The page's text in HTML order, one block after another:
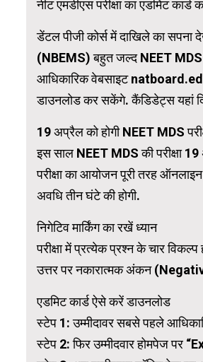
नीट एमडीएस परीक्षा का एडमिट
डेंटल पीजी कोर्स में दाखिले का
(NBEMS) बहुत जल्द NEET MDS
आधिकारिक वेबसाइट
डाउनलोड कर सकेंगे. कैंडिडेट्स यहां
19 अप्रैल को होगी NEET MDS
इस साल NEET MDS की परीक्षा
परीक्षा का आयोजन पूरी तरह
अवधि तीन घंटे की होगी.
निगेटिव मार्किंग का रखें ध्यान
परीक्षा में प्रत्येक प्रश्न के चार
उत्तर पर नकारात्मक अंकन
एडमिट कार्ड ऐसे करें डाउनलोड
स्टेप 1: उम्मीदावर सबसे पहले
स्टेप 2: फिर उम्मीदवार होमपेज पर
WordPress Carousel Trial Version